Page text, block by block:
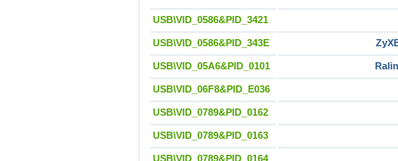
USB\VID_0586&PID_3421
USB\VID_0586&PID_343E
USB\VID_05A6&PID_0101
USB\VID_06F8&PID_E036
USB\VID_0789&PID_0162
USB\VID_0789&PID_0163
USB\VID_0789&PID_0164